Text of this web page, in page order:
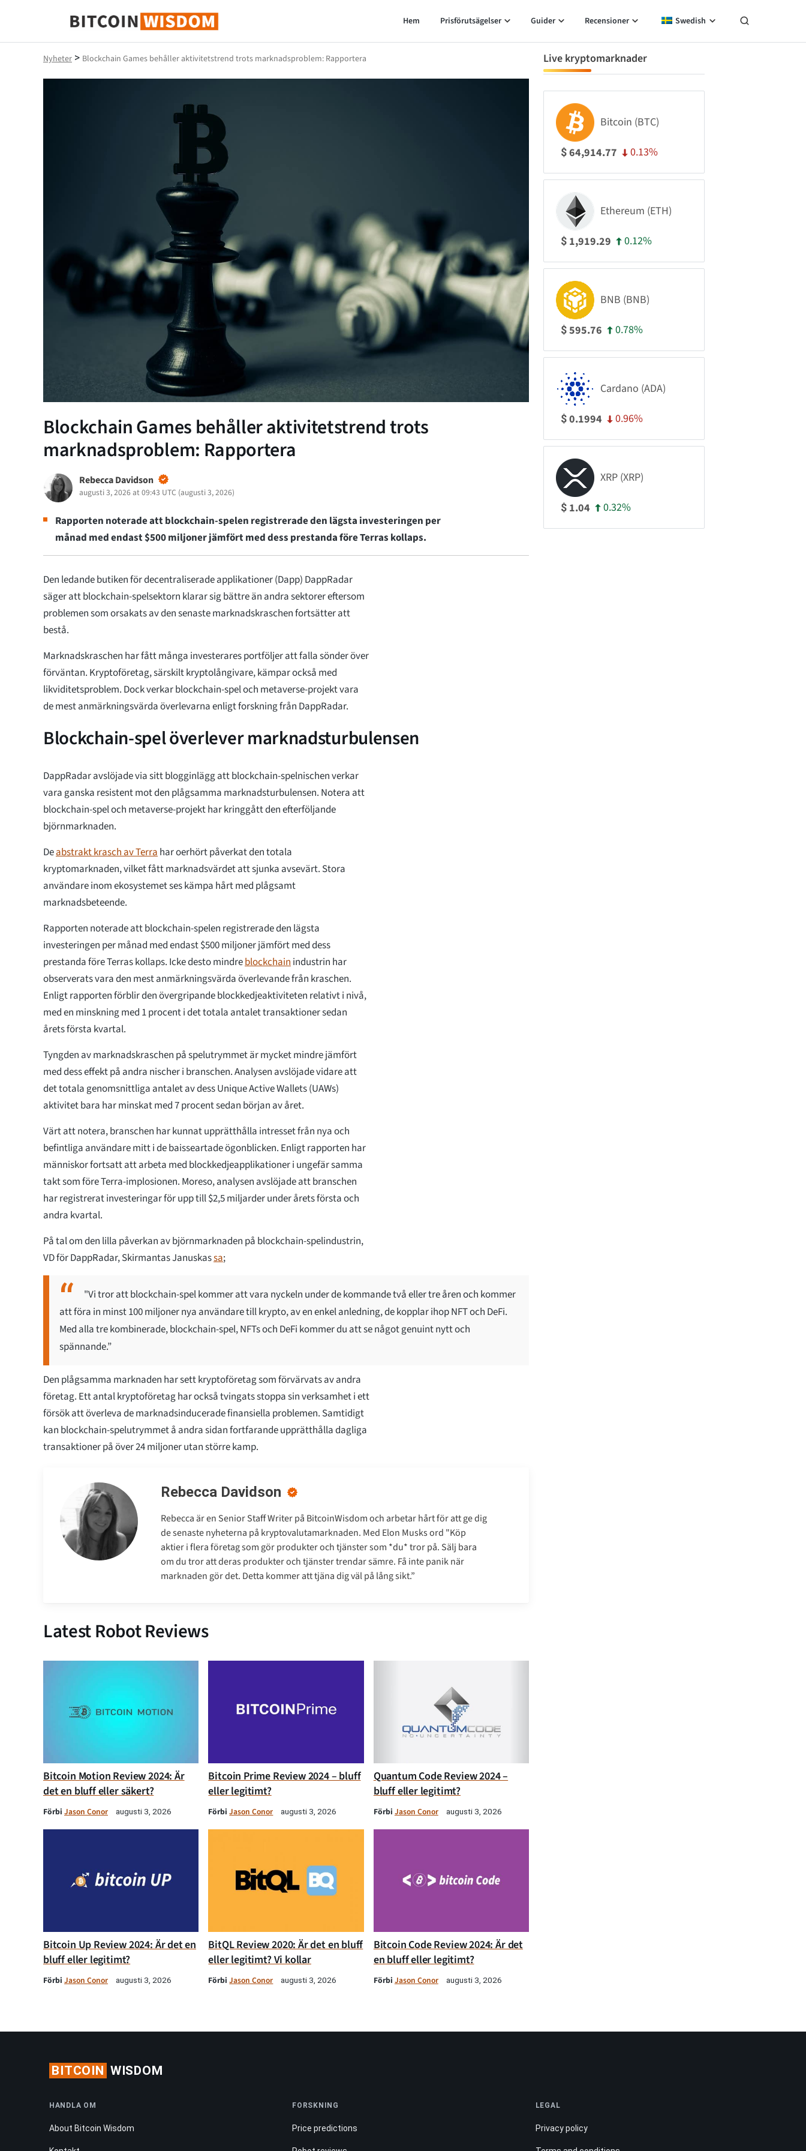
Bitcoin Wisdom
Hem Prisförutsägelser Guider Recensioner Swedish
Nyheter > Blockchain Games behåller aktivitetstrend trots marknadsproblem: Rapportera
Blockchain Games behåller aktivitetstrend trots
marknadsproblem: Rapportera
Rebecca Davidson
augusti 3, 2026 at 09:43 UTC (augusti 3, 2026)
Rapporten noterade att blockchain-spelen registrerade den lägsta investeringen per
månad med endast $500 miljoner jämfört med dess prestanda före Terras kollaps.
Den ledande butiken för decentraliserade applikationer (Dapp) DappRadar
säger att blockchain-spelsektorn klarar sig bättre än andra sektorer eftersom
problemen som orsakats av den senaste marknadskraschen fortsätter att
bestå.
Marknadskraschen har fått många investerares portföljer att falla sönder över
förväntan. Kryptoföretag, särskilt kryptolångivare, kämpar också med
likviditetsproblem. Dock verkar blockchain-spel och metaverse-projekt vara
de mest anmärkningsvärda överlevarna enligt forskning från DappRadar.
Blockchain-spel överlever marknadsturbulensen
DappRadar avslöjade via sitt blogginlägg att blockchain-spelnischen verkar
vara ganska resistent mot den plågsamma marknadsturbulensen. Notera att
blockchain-spel och metaverse-projekt har kringgått den efterföljande
björnmarknaden.
Deabstrakt krasch av Terra har oerhört påverkat den totala
kryptomarknaden, vilket fått marknadsvärdet att sjunka avsevärt. Stora
användare inom ekosystemet ses kämpa hårt med plågsamt
marknadsbeteende.
Rapporten noterade att blockchain-spelen registrerade den lägsta
investeringen per månad med endast $500 miljoner jämfört med dess
prestanda före Terras kollaps. Icke desto mindreblockchain industrin har
observerats vara den mest anmärkningsvärda överlevande från kraschen.
Enligt rapporten förblir den övergripande blockkedjeaktiviteten relativt i nivå,
med en minskning med 1 procent i det totala antalet transaktioner sedan
årets första kvartal.
Tyngden av marknadskraschen på spelutrymmet är mycket mindre jämfört
med dess effekt på andra nischer i branschen. Analysen avslöjade vidare att
det totala genomsnittliga antalet av dess Unique Active Wallets (UAWs)
aktivitet bara har minskat med 7 procent sedan början av året.
Värt att notera, branschen har kunnat upprätthålla intresset från nya och
befintliga användare mitt i de baisseartade ögonblicken. Enligt rapporten har
människor fortsatt att arbeta med blockkedjeapplikationer i ungefär samma
takt som före Terra-implosionen. Moreso, analysen avslöjade att branschen
har registrerat investeringar för upp till $2,5 miljarder under årets första och
andra kvartal.
På tal om den lilla påverkan av björnmarknaden på blockchain-spelindustrin,
VD för DappRadar, Skirmantas Januskassa;
"Vi tror att blockchain-spel kommer att vara nyckeln under de kommande två eller tre åren och kommer
att föra in minst 100 miljoner nya användare till krypto, av en enkel anledning, de kopplar ihop NFT och DeFi.
Med alla tre kombinerade, blockchain-spel, NFTs och DeFi kommer du att se något genuint nytt och
spännande.”
Den plågsamma marknaden har sett kryptoföretag som förvärvats av andra
företag. Ett antal kryptoföretag har också tvingats stoppa sin verksamhet i ett
försök att överleva de marknadsinducerade finansiella problemen. Samtidigt
kan blockchain-spelutrymmet å andra sidan fortfarande upprätthålla dagliga
transaktioner på över 24 miljoner utan större kamp.
Rebecca Davidson
Rebecca är en Senior Staff Writer på BitcoinWisdom och arbetar hårt för att ge dig
de senaste nyheterna på kryptovalutamarknaden. Med Elon Musks ord "Köp
aktier i flera företag som gör produkter och tjänster som *du* tror på. Sälj bara
om du tror att deras produkter och tjänster trendar sämre. Få inte panik när
marknaden gör det. Detta kommer att tjäna dig väl på lång sikt.”
Latest Robot Reviews
Bitcoin Motion Review 2024: Är
det en bluff eller säkert?
Förbi Jason Conor augusti 3, 2026
Bitcoin Prime Review 2024 – bluff
eller legitimt?
FörbiJason Conor augusti 3, 2026
Quantum Code Review 2024 –
bluff eller legitimt?
Förbi Jason Conor augusti 3, 2026
Bitcoin Up Review 2024: Är det en
bluff eller legitimt?
Förbi Jason Conor augusti 3, 2026
BitQL Review 2020: Är det en bluff
eller legitimt? Vi kollar
FörbiJason Conor augusti 3, 2026
Bitcoin Code Review 2024: Är det
en bluff eller legitimt?
Förbi Jason Conor augusti 3, 2026
Live kryptomarknader
Bitcoin (BTC)
$64,914.77 0.13%
Ethereum (ETH)
$ 1,919.29 0.12%
BNB (BNB)
$595.76 0.78%
Cardano (ADA)
$0.1994 0.96%
XRP (XRP)
$ 1.04 0.32%
BITCOIN WISDOM
HANDLA OM
About Bitcoin Wisdom
FORSKNING
Price predictions
LEGAL
Privacy policy